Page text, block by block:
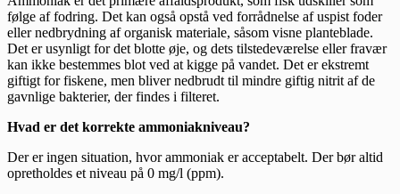
følge af fodring. Det kan også opstå ved forrådnelse af uspist foder
eller nedbrydning af organisk materiale, såsom visne planteblade.
Det er usynligt for det blotte øje, og dets tilstedeværelse eller fravær
kan ikke bestemmes blot ved at kigge på vandet. Det er ekstremt
giftigt for fiskene, men bliver nedbrudt til mindre giftig nitrit af de
gavnlige bakterier, der findes i filteret.
Hvad er det korrekte ammoniakniveau?
Der er ingen situation, hvor ammoniak er acceptabelt. Der bør altid
opretholdes et niveau på 0 mg/l (ppm).